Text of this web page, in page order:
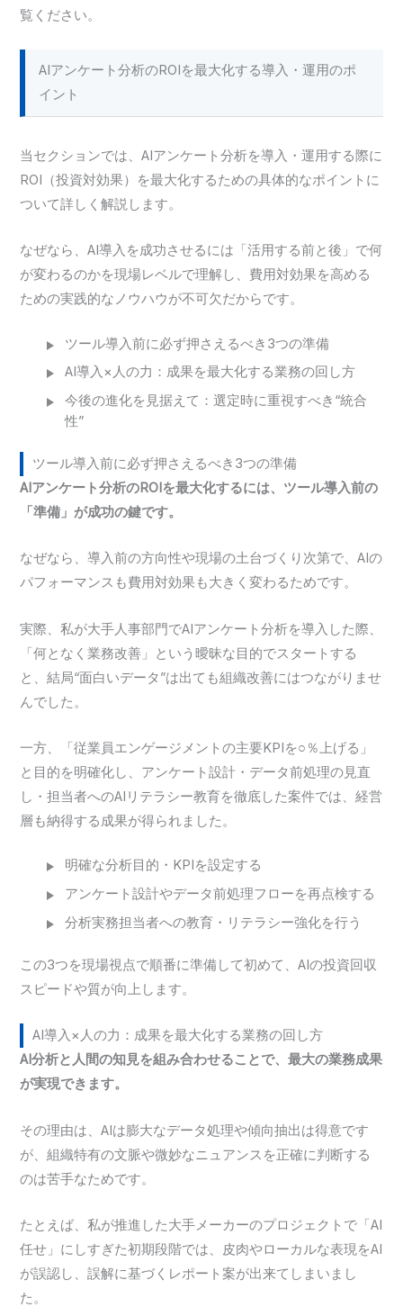
覧ください。
AIアンケート分析のROIを最大化する導入・運用のポ
イント
当セクションでは、AIアンケート分析を導入・運用する際に
ROI（投資対効果）を最大化するための具体的なポイントに
ついて詳しく解説します。
なぜなら、AI導入を成功させるには「活用する前と後」で何
が変わるのかを現場レベルで理解し、費用対効果を高める
ための実践的なノウハウが不可欠だからです。
ツール導入前に必ず押さえるべき3つの準備
AI導入×人の力：成果を最大化する業務の回し方
今後の進化を見据えて：選定時に重視すべき“統合
性”
ツール導入前に必ず押さえるべき3つの準備
AIアンケート分析のROIを最大化するには、ツール導入前の
「準備」が成功の鍵です。
なぜなら、導入前の方向性や現場の土台づくり次第で、AIの
パフォーマンスも費用対効果も大きく変わるためです。
実際、私が大手人事部門でAIアンケート分析を導入した際、
「何となく業務改善」という曖昧な目的でスタートする
と、結局“面白いデータ”は出ても組織改善にはつながりませ
んでした。
一方、「従業員エンゲージメントの主要KPIを○％上げる」
と目的を明確化し、アンケート設計・データ前処理の見直
し・担当者へのAIリテラシー教育を徹底した案件では、経営
層も納得する成果が得られました。
明確な分析目的・KPIを設定する
アンケート設計やデータ前処理フローを再点検する
分析実務担当者への教育・リテラシー強化を行う
この3つを現場視点で順番に準備して初めて、AIの投資回収
スピードや質が向上します。
AI導入×人の力：成果を最大化する業務の回し方
AI分析と人間の知見を組み合わせることで、最大の業務成果
が実現できます。
その理由は、AIは膨大なデータ処理や傾向抽出は得意です
が、組織特有の文脈や微妙なニュアンスを正確に判断する
のは苦手なためです。
たとえば、私が推進した大手メーカーのプロジェクトで「AI
任せ」にしすぎた初期段階では、皮肉やローカルな表現をAI
が誤認し、誤解に基づくレポート案が出来てしまいまし
た。